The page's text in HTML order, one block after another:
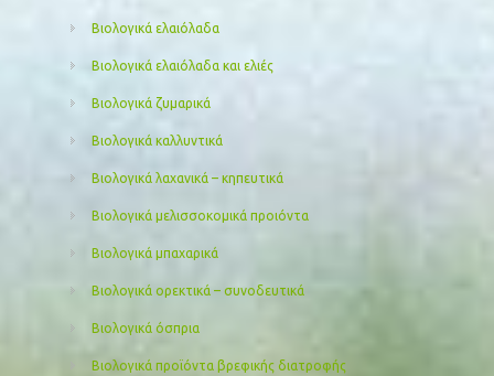
Βιολογικά ελαιόλαδα
Βιολογικά ελαιόλαδα και ελιές
Βιολογικά ζυμαρικά
Βιολογικά καλλυντικά
Βιολογικά λαχανικά – κηπευτικά
Βιολογικά μελισσοκομικά προιόντα
Βιολογικά μπαχαρικά
Βιολογικά ορεκτικά – συνοδευτικά
Βιολογικά όσπρια
Βιολογικά προϊόντα βρεφικής διατροφής